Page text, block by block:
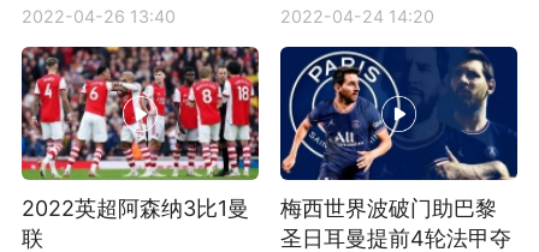
2022-04-26 13:40 2022-04-24 14:20
2022英超阿森纳3比1曼
联
梅西世界波破门助巴黎
圣日耳曼提前4轮法甲夺